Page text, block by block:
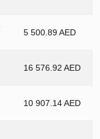
5 500.89 AED
16 576.92 AED
10 907.14 AED